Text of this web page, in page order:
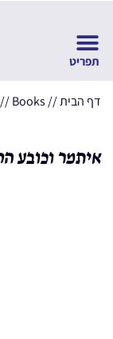
דף הבית//
Books
//
איתמר וכובע